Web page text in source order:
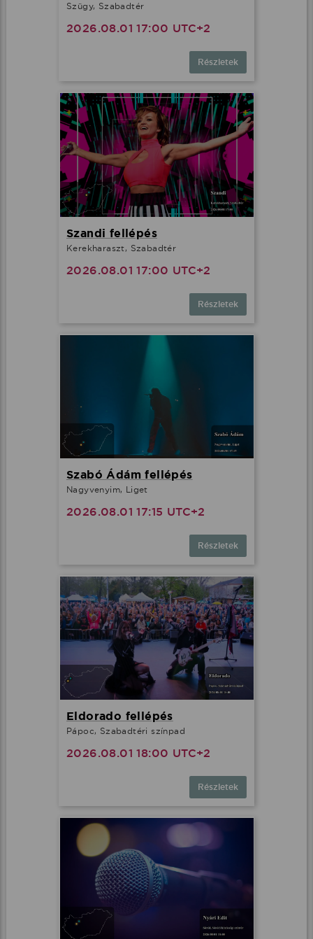
Szügy, Szabadtér
2026.08.01 17:00 UTC+2
Részletek
Szandi fellépés
Kerekharaszt, Szabadtér
2026.08.01 17:00 UTC+2
Részletek
Szabó Ádám fellépés
Nagyvenyim, Liget
2026.08.01 17:15 UTC+2
Részletek
Eldorado fellépés
Pápoc, Szabadtéri színpad
2026.08.01 18:00 UTC+2
Részletek